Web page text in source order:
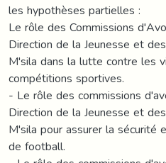
les hypothèses partielles :
Le rôle des Commissions
Direction de la Jeunesse et
M'sila dans la lutte contre les
compétitions sportives.
- Le rôle des commissions
Direction de la Jeunesse et
M'sila pour assurer la
de football.